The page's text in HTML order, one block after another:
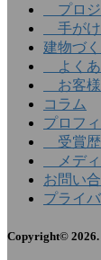
プロジ
手がけ
建物づ
よくあ
お客
コラム
プロフ
受賞歴
メディ
お問い
プライ
Copyright© 2026.